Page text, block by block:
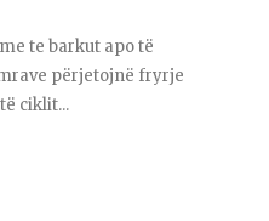
te barkut apo të
përjetojnë fryrje
ciklit...